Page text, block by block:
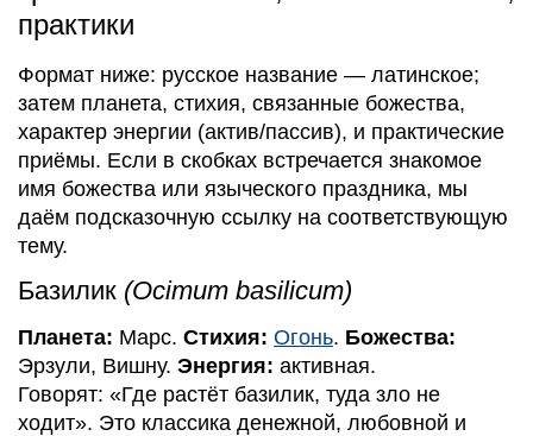
практики
Формат ниже: русское название — латинское;
затем планета, стихия, связанные божества,
характер энергии (актив/пассив), и практические
приёмы. Если в скобках встречается знакомое
имя божества или языческого праздника, мы
даём подсказочную ссылку на соответствующую
тему.
Базилик (Ocimum basilicum)
Планета: Марс. Стихия: Огонь. Божества:
Эрзули, Вишну. Энергия: активная.
Говорят: «Где растёт базилик, туда зло не
ходит». Это классика денежной, любовной и